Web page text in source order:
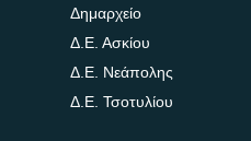
Δημαρχείο
Δ.Ε. Ασκίου
Δ.Ε. Νεάπολης
Δ.Ε. Τσοτυλίου